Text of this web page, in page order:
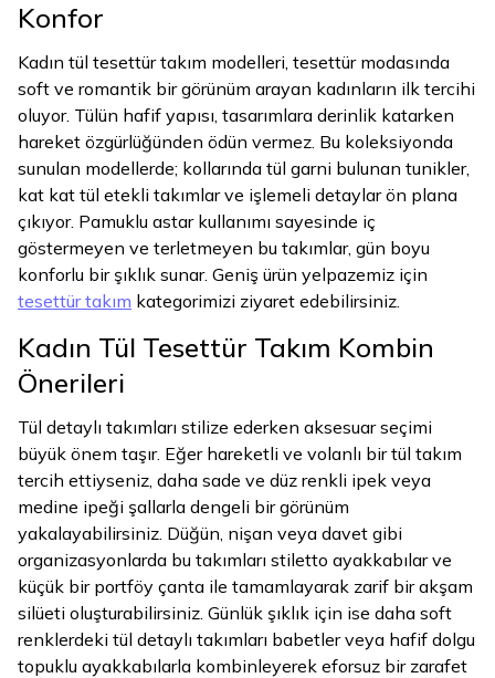
Konfor
Kadın tül tesettür takım modelleri, tesettür modasında
soft ve romantik bir görünüm arayan kadınların ilk tercihi
oluyor. Tülün hafif yapısı, tasarımlara derinlik katarken
hareket özgürlüğünden ödün vermez. Bu koleksiyonda
sunulan modellerde; kollarında tül garni bulunan tunikler,
kat kat tül etekli takımlar ve işlemeli detaylar ön plana
çıkıyor. Pamuklu astar kullanımı sayesinde iç
göstermeyen ve terletmeyen bu takımlar, gün boyu
konforlu bir şıklık sunar. Geniş ürün yelpazemiz için
tesettür takım kategorimizi ziyaret edebilirsiniz.
Kadın Tül Tesettür Takım Kombin
Önerileri
Tül detaylı takımları stilize ederken aksesuar seçimi
büyük önem taşır. Eğer hareketli ve volanlı bir tül takım
tercih ettiyseniz, daha sade ve düz renkli ipek veya
medine ipeği şallarla dengeli bir görünüm
yakalayabilirsiniz. Düğün, nişan veya davet gibi
organizasyonlarda bu takımları stiletto ayakkabılar ve
küçük bir portföy çanta ile tamamlayarak zarif bir akşam
silüeti oluşturabilirsiniz. Günlük şıklık için ise daha soft
renklerdeki tül detaylı takımları babetler veya hafif dolgu
topuklu ayakkabılarla kombinleyerek eforsuz bir zarafet